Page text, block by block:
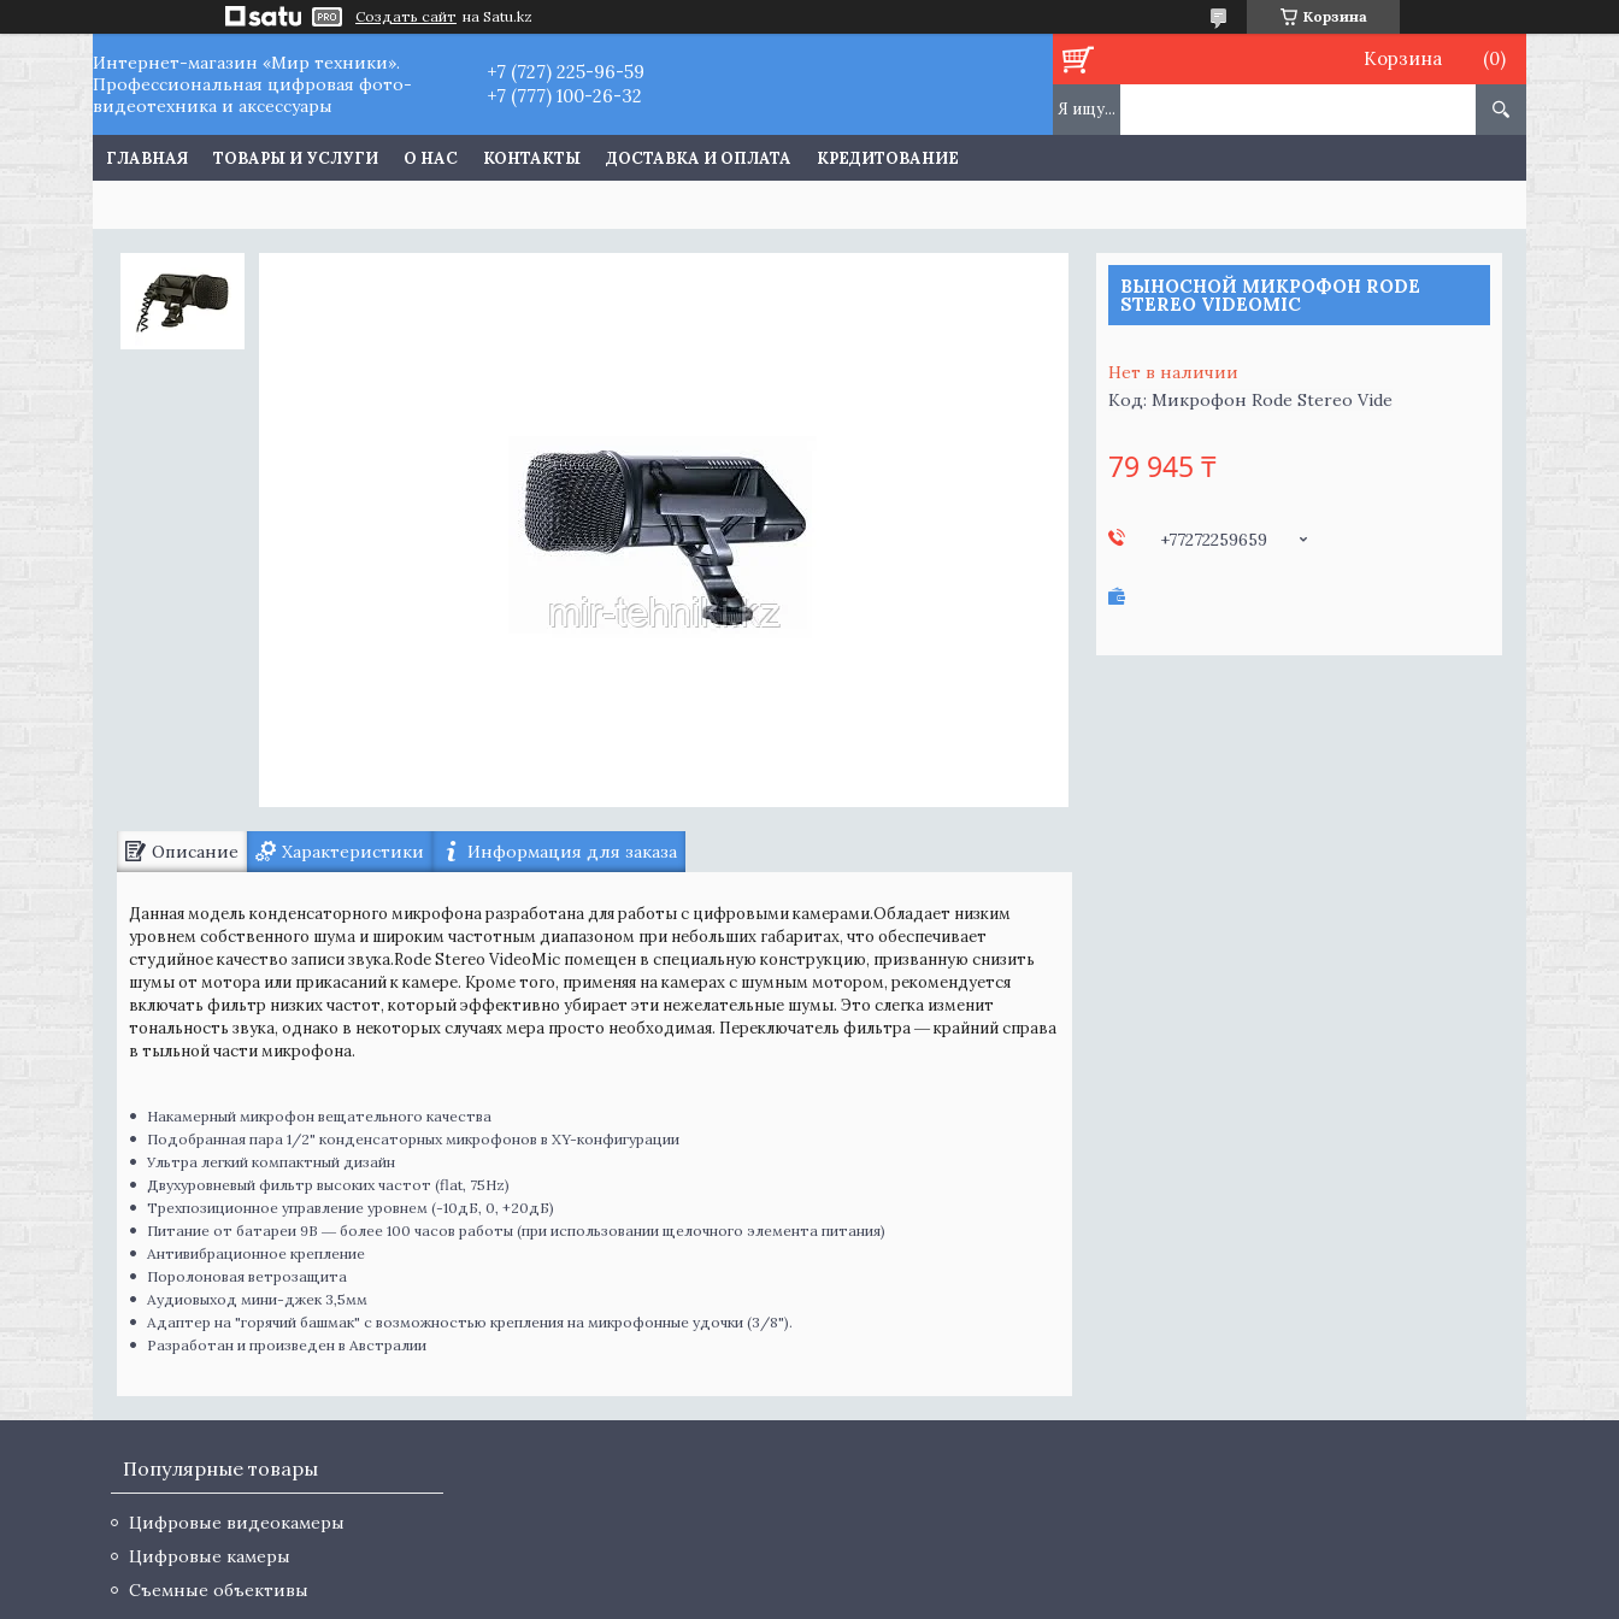
Создать сайт на Satu.kz Корзина
Интернет-магазин «Мир техники».
Профессиональная цифровая фото-
видеотехника и аксессуары
+7 (727) 225-96-59
+7 (777) 100-26-32
Корзина
ГЛАВНАЯ ТОВАРЫ И УСЛУГИ О НАС КОНТАКТЫ ДОСТАВКА И ОПЛАТА КРЕДИТОВАНИЕ
Описание Характеристики Информация для заказа
Данная модель конденсаторного микрофона разработана для работы с цифровыми камерами.Обладает низким
уровнем собственного шума и широким частотным диапазоном при небольших габаритах, что обеспечивает
студийное качество записи звука.Rode Stereo VideoMic помещен в специальную конструкцию, призванную снизить
шумы от мотора или прикасаний к камере. Кроме того, применяя на камерах с шумным мотором, рекомендуется
включать фильтр низких частот, который эффективно убирает эти нежелательные шумы. Это слегка изменит
тональность звука, однако в некоторых случаях мера просто необходимая. Переключатель фильтра ― крайний справа
в тыльной части микрофона.
Накамерный микрофон вещательного качества
Подобранная пара 1/2" конденсаторных микрофонов в XY-конфигурации
Ультра легкий компактный дизайн
Двухуровневый фильтр высоких частот (flat, 75Hz)
Трехпозиционное управление уровнем (-10дБ, 0, +20дБ)
Питание от батареи 9В ― более 100 часов работы (при использовании щелочного элемента питания)
Антивибрационное крепление
Поролоновая ветрозащита
Аудиовыход мини-джек 3,5мм
Адаптер на "горячий башмак" с возможностью крепления на микрофонные удочки (3/8").
Разработан и произведен в Австралии
ВЫНОСНОЙ МИКРОФОН RODE
STEREO VIDEOMIC
Нет в наличии
Код: Микрофон Rode Stereo Vide
79 945 ₸
+77272259659
Популярные товары
Цифровые видеокамеры
Цифровые камеры
Съемные объективы